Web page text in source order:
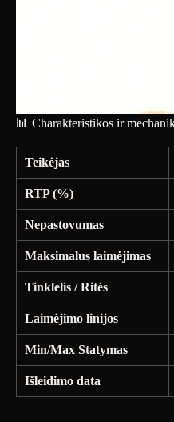
📊 Charakteristikos ir
Teikėjas
RTP (%)
Nepastovumas
Maksimalus laimėjimas
Tinklelis / Ritės
Laimėjimo linijos
Min/Max Statymas
Išleidimo data